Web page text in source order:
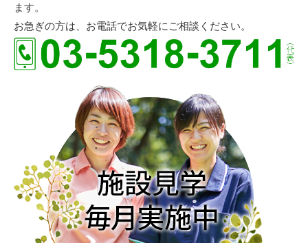
ます。
お急ぎの方は、お電話でお気軽にご相談ください。